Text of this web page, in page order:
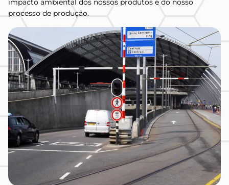
impacto ambiental dos nossos produtos e do nosso
processo de produção.